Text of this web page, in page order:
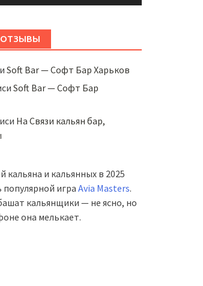
Soft Bar — Софт Бар Харьков
Soft Bar — Софт Бар
На Связи кальян бар,
кальяна и кальянных в 2025
популярной игра Avia Masters.
кальянщики — не ясно, но
она мелькает.